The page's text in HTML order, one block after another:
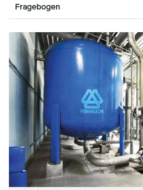
Fragebogen